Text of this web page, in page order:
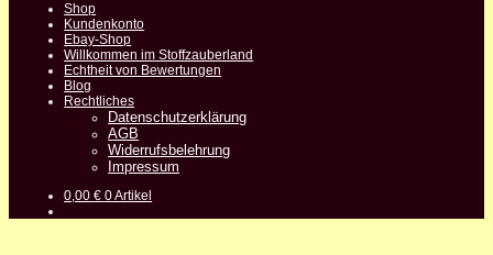
Shop
Kundenkonto
Ebay-Shop
Willkommen im Stoffzauberland
Echtheit von Bewertungen
Blog
Rechtliches
Datenschutzerklärung
AGB
Widerrufsbelehrung
Impressum
0,00€ 0 Artikel